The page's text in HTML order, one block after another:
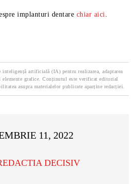
implanturi dentare chiar aici.
artificială (IA) pentru realizarea, adaptarea
grafice. Conținutul este verificat editorial
asupra materialelor publicate aparține redacției.
11, 2022
DECISIV